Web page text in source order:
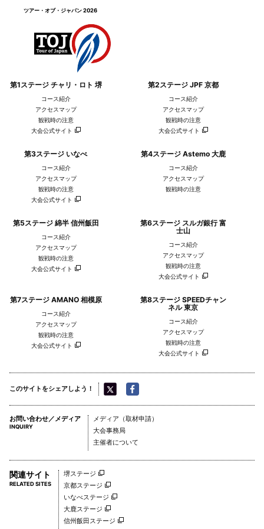
ツアー・オブ・ジャパン 2026
第1ステージ チャリ・ロト 堺
コース紹介
アクセスマップ
観戦時の注意
大会公式サイト
第2ステージ JPF 京都
コース紹介
アクセスマップ
観戦時の注意
大会公式サイト
第3ステージ いなべ
コース紹介
アクセスマップ
観戦時の注意
大会公式サイト
第4ステージ Astemo 大鹿
コース紹介
アクセスマップ
観戦時の注意
第5ステージ 綿半 信州飯田
コース紹介
アクセスマップ
観戦時の注意
大会公式サイト
第6ステージ スルガ銀行 富
士山
コース紹介
アクセスマップ
観戦時の注意
大会公式サイト
第7ステージ AMANO 相模原
コース紹介
アクセスマップ
観戦時の注意
大会公式サイト
第8ステージ SPEEDチャン
ネル 東京
コース紹介
アクセスマップ
観戦時の注意
大会公式サイト
このサイトをシェアしよう！
お問い合わせ／メディア
INQUIRY
メディア（取材申請）
大会事務局
主催者について
関連サイト
RELATED SITES
堺ステージ
京都ステージ
いなべステージ
大鹿ステージ
信州飯田ステージ